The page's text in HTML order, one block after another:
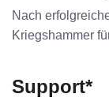
Nach
Kriegshammer
Support*